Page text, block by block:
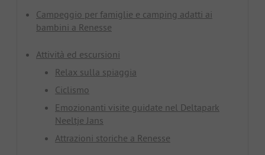
Campeggio per famiglie e camping adatti ai
bambini a Renesse
Attività ed escursioni
Relax sulla spiaggia
Ciclismo
Emozionanti visite guidate nel Deltapark
Neeltje Jans
Attrazioni storiche a Renesse